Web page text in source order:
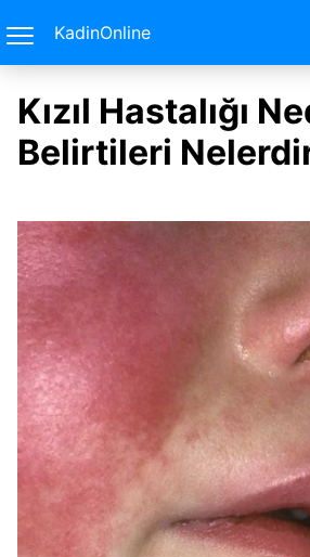
KadinOnline
Kızıl Hastalığı
Belirtileri